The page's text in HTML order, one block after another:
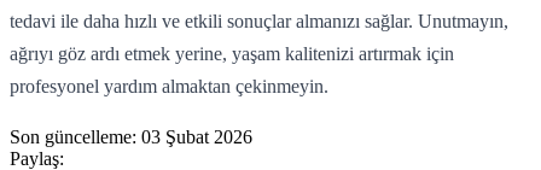
tedavi ile daha hızlı ve etkili sonuçlar almanızı sağlar. Unutmayın,
ağrıyı göz ardı etmek yerine, yaşam kalitenizi artırmak için
profesyonel yardım almaktan çekinmeyin.
Son güncelleme: 03 Şubat 2026
Paylaş: